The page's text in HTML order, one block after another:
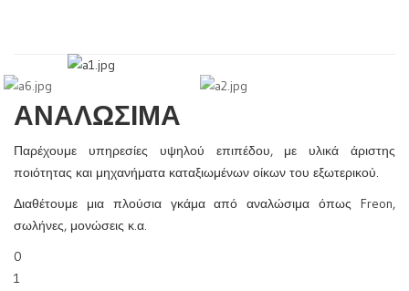
ΑΝΑΛΩΣΙΜΑ
Παρέχουμε υπηρεσίες υψηλού επιπέδου, με υλικά άριστης
ποιότητας και μηχανήματα καταξιωμένων οίκων του εξωτερικού.
Διαθέτουμε μια πλούσια γκάμα από αναλώσιμα όπως Freon,
σωλήνες, μονώσεις κ.α.
0
1